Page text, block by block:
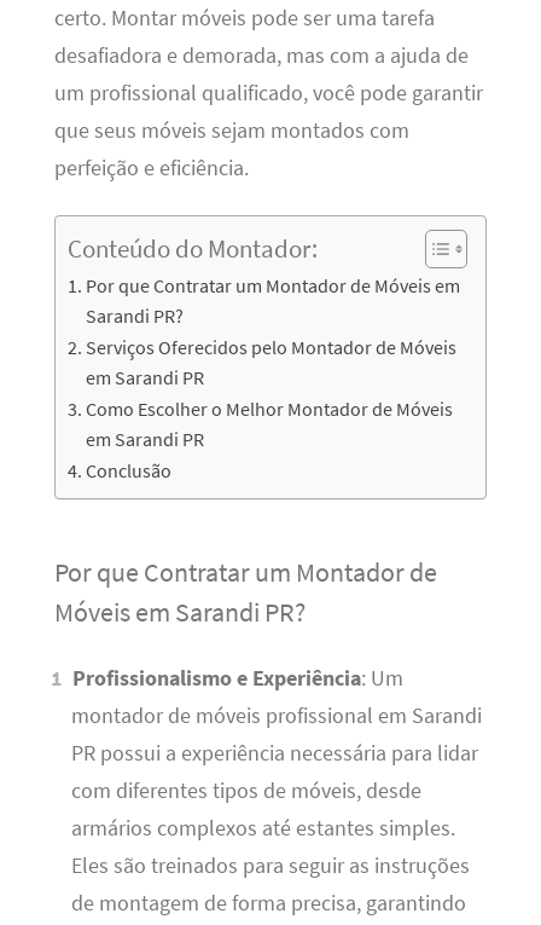
certo. Montar móveis pode ser uma tarefa
desafiadora e demorada, mas com a ajuda de
um profissional qualificado, você pode garantir
que seus móveis sejam montados com
perfeição e eficiência.
Conteúdo do Montador:
Por que Contratar um Montador de Móveis em
Sarandi PR?
Serviços Oferecidos pelo Montador de Móveis
em Sarandi PR
Como Escolher o Melhor Montador de Móveis
em Sarandi PR
Conclusão
Por que Contratar um Montador de
Móveis em Sarandi PR?
Profissionalismo e Experiência: Um
montador de móveis profissional em Sarandi
PR possui a experiência necessária para lidar
com diferentes tipos de móveis, desde
armários complexos até estantes simples.
Eles são treinados para seguir as instruções
de montagem de forma precisa, garantindo